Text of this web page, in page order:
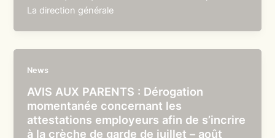
La direction générale
News
AVIS AUX PARENTS : Dérogation
momentanée concernant les
attestations employeurs afin de s’incrire
à la crèche de garde de juillet – août